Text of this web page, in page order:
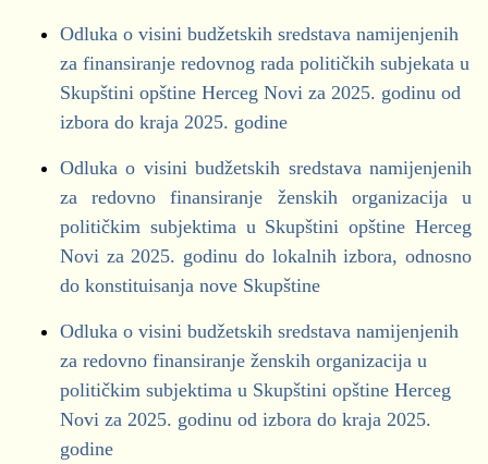
POP, PIR I IZDACI PO POTROŠAČKIM
JEDINICAMA ZA PERIOD 01.01.23.-30.09.23.
(.xls)
POP, PIR I IZDACI PO POTROŠAČKIM
JEDINICAMA ZA PERIOD 01.01.23.-30.06.23.
POP, PIR I IZDACI PO POTROŠAČKIM
JEDINICAMA ZA PERIOD 01.01.23.-31.03.23.
(.xls)
POP, PIR I IZDACI PO POTROŠAČKIM
JEDINICAMA ZA PERIOD 01.01.22.-31.12.22.
(.xls)
POP, PIR I IZDACI PO POTROŠAČKIM
JEDINICAMA ZA PERIOD 01.01.22.-30.09.22.
(.xls)
Obrazac NEO
Obrazac BUZ
Kvartalni izvještaji (01.01.2024.-30.09.2024.)
Obrazac NEO
Obrazac BUZ
Kvartalni izvještaji (01.01.2024.-30.06.2024.)
Obrazac BUZ
Kvartalni izvještaji (01.01.2024. - 31.03.2024.)
Obrazac NEO
Pravi Novi - Marko Milačić
SD-Ivan Brajović
SDP
URA
Bokeški Forum
Demokrate
DNP
DPS
Građanski pokret za Herceg Novi
"IDEMOOO"
"Novi pobjeđuje"
Novska lista
Odluka o visini budžetskih sredstava namijenjenih
za finansiranje redovnog rada političkih subjekata u
Skupštini opštine Herceg Novi za 2025. godinu od
izbora do kraja 2025. godine
Odluka o visini budžetskih sredstava namijenjenih
za redovno finansiranje ženskih organizacija u
političkim subjektima u Skupštini opštine Herceg
Novi za 2025. godinu do lokalnih izbora, odnosno
do konstituisanja nove Skupštine
Odluka o visini budžetskih sredstava namijenjenih
za redovno finansiranje ženskih organizacija u
političkim subjektima u Skupštini opštine Herceg
Novi za 2025. godinu od izbora do kraja 2025.
godine